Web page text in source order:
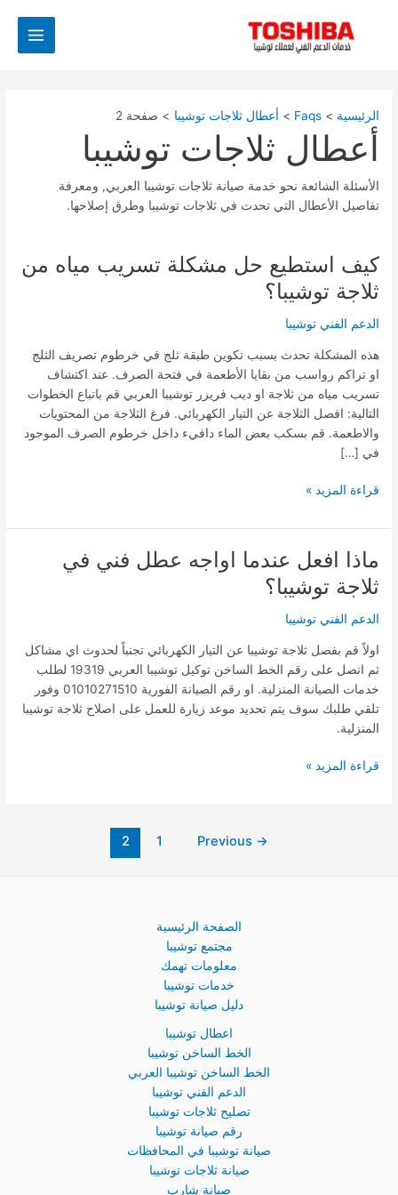
Main
الرئيسية Faqs أعطال ثلاجات توشيبا صفحة 2
أعطال ثلاجات توشيبا
الأسئلة الشائعة نحو خدمة صيانة ثلاجات توشيبا العربي, ومعرفة
تفاصيل الأعطال التي تحدث في ثلاجات توشيبا وطرق إصلاحها.
كيف استطيع حل مشكلة تسريب مياه من
ثلاجة توشيبا؟
الدعم الفني توشيبا
هذه المشكلة تحدث بسبب تكوين طبقة ثلج في خرطوم تصريف الثلج
او تراكم رواسب من بقايا الأطعمة في فتحة الصرف. عند اكتشاف
تسريب مياه من ثلاجة او ديب فريزر توشيبا العربي قم باتباع الخطوات
التالية: افصل الثلاجة عن التيار الكهربائي. فرغ الثلاجة من المحتويات
والاطعمة. قم بسكب بعض الماء دافيء داخل خرطوم الصرف الموجود
في […]
كيف
استطيع
حل
مشكلة
مياه
من
ثلاجة
توشيبا؟
قراءة المزيد »
ماذا افعل عندما اواجه عطل فني في
ثلاجة توشيبا؟
الدعم الفني توشيبا
اولاً قم بفصل ثلاجة توشيبا عن التيار الكهربائي تجنباً لحدوث اي مشاكل
ثم اتصل على رقم الخط الساخن توكيل توشيبا العربي 19319 لطلب
خدمات الصيانة المنزلية. او رقم الصيانة الفورية 01010271510 وفور
تلقي طلبك سوف يتم تحديد موعد زيارة للعمل على اصلاح ثلاجة توشيبا
المنزلية.
ماذا
افعل
عندما
اواجه
فني
في
ثلاجة
توشيبا؟
قراءة المزيد »
pagination
→
1
2
الصفحة الرئيسية
مجتمع توشيبا
معلومات تهمك
خدمات توشيبا
دليل صيانة توشيبا
اعطال توشيبا
الخط الساخن توشيبا
الخط الساخن توشيبا العربي
الدعم الفني توشيبا
تصليح ثلاجات توشيبا
رقم صيانة توشيبا
صيانة توشيبا في المحافظات
صيانة ثلاجات توشيبا
صيانة شارب